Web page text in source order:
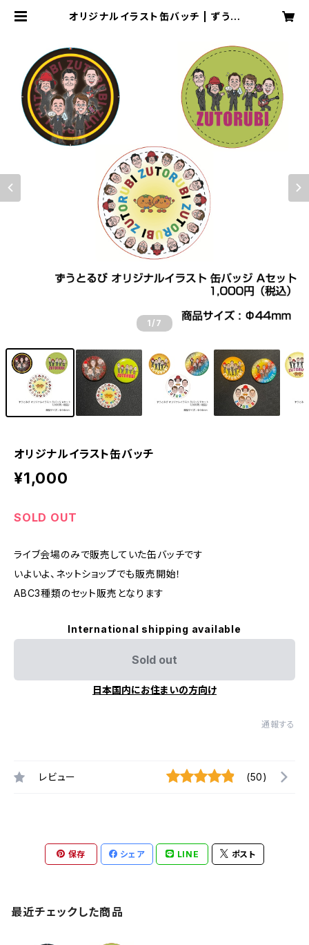
オリジナルイラスト缶バッチ | ずうと
1 /7
オリジナルイラスト缶バッチ
¥1,000
SOLD OUT
ライブ会場のみで販売していた缶バッチです
いよいよ、ネットショップでも販売開始！
ABC3種類のセット販売となります
International shipping available
Sold out
日本国内にお住まいの方向け
通報する
レビュー (50)
保存 シェア LINE ポスト
最近チェックした商品